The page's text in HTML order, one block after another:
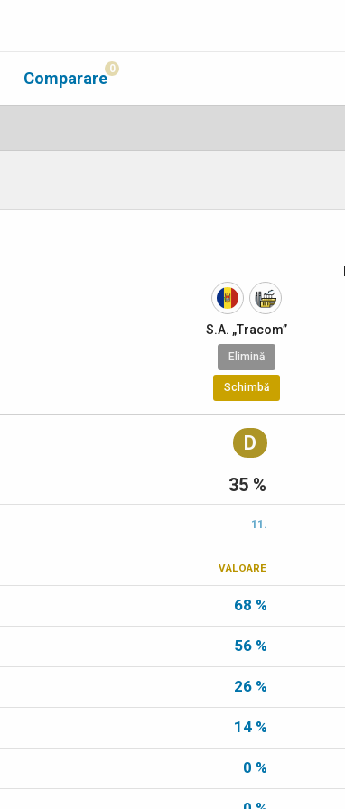
Comparare 0
S.A. „Tracom”
Elimină
Schimbă
D
35 %
11.
VALOARE
68 %
56 %
26 %
14 %
0 %